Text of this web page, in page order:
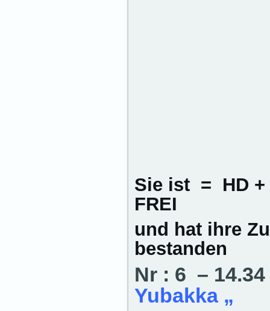
Sie ist = HD +
FREI
und hat ihre
bestanden
Nr : 6 –
Yubakka „